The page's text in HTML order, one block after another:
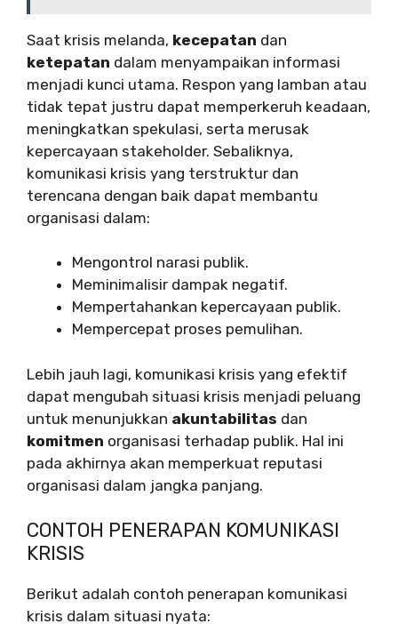
Saat krisis melanda, kecepatan dan
ketepatan dalam menyampaikan informasi
menjadi kunci utama. Respon yang lamban atau
tidak tepat justru dapat memperkeruh keadaan,
meningkatkan spekulasi, serta merusak
kepercayaan stakeholder. Sebaliknya,
komunikasi krisis yang terstruktur dan
terencana dengan baik dapat membantu
organisasi dalam:
Mengontrol narasi publik.
Meminimalisir dampak negatif.
Mempertahankan kepercayaan publik.
Mempercepat proses pemulihan.
Lebih jauh lagi, komunikasi krisis yang efektif
dapat mengubah situasi krisis menjadi peluang
untuk menunjukkan akuntabilitas dan
komitmen organisasi terhadap publik. Hal ini
pada akhirnya akan memperkuat reputasi
organisasi dalam jangka panjang.
CONTOH PENERAPAN KOMUNIKASI
KRISIS
Berikut adalah contoh penerapan komunikasi
krisis dalam situasi nyata: